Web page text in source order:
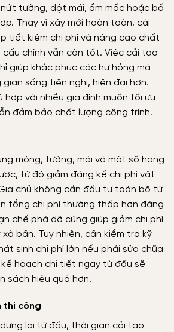
tường, dột mái, ẩm mốc hoặc bố
Thay vì xây mới hoàn toàn, cải
tiết kiệm chi phí và nâng cao chất
cấu chính vẫn còn tốt. Việc cải tạo
giúp khắc phục các hư hỏng mà
gian sống tiện nghi, hiện đại hơn.
hợp với nhiều gia đình muốn tối ưu
đảm bảo chất lượng công trình.
móng, tường, mái và một số hạng
từ đó giảm đáng kể chi phí vật
chủ không cần đầu tư toàn bộ từ
tổng chi phí thường thấp hơn đáng
chế phá dỡ cũng giúp giảm chi phí
bần. Tuy nhiên, cần kiểm tra kỹ
sinh chi phí lớn nếu phải sửa chữa
kế hoạch chi tiết ngay từ đầu sẽ
sách hiệu quả hơn.
thi công
lại từ đầu, thời gian cải tạo